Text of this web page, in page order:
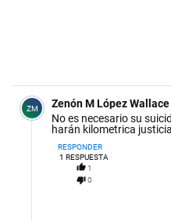
Comentario de Zenón M
ZM Zenón M López Wallace
No es necesario su
harán kilometrica justicia
RESPONDER
1 RESPUESTA
1
0